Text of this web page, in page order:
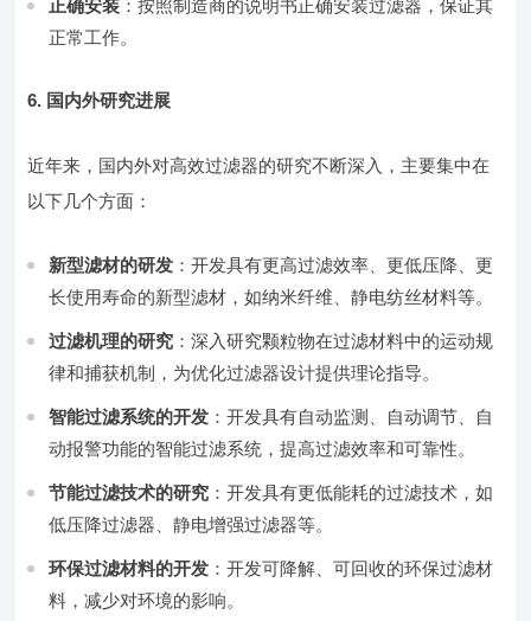
正确安装 ：按照制造商的说明书正确安装过滤器，保证其
正常工作。
6. 国内外研究进展
近年来，国内外对高效过滤器的研究不断深入，主要集中在
以下几个方面：
新型滤材的研发 ：开发具有更高过滤效率、更低压降、更
长使用寿命的新型滤材，如纳米纤维、静电纺丝材料等。
过滤机理的研究 ：深入研究颗粒物在过滤材料中的运动规
律和捕获机制，为优化过滤器设计提供理论指导。
智能过滤系统的开发 ：开发具有自动监测、自动调节、自
动报警功能的智能过滤系统，提高过滤效率和可靠性。
节能过滤技术的研究 ：开发具有更低能耗的过滤技术，如
低压降过滤器、静电增强过滤器等。
环保过滤材料的开发 ：开发可降解、可回收的环保过滤材
料，减少对环境的影响。